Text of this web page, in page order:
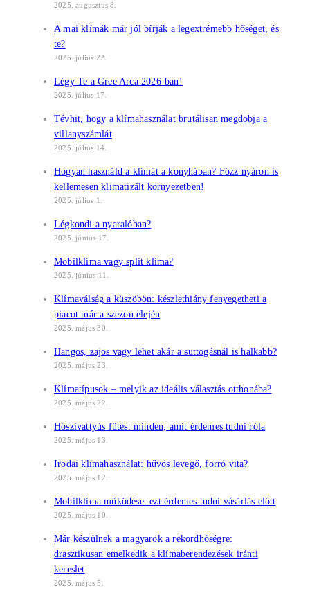
2025. augusztus 8.
A mai klímák már jól bírják a legextrémebb hőséget, és
te?
2025. július 22.
Légy Te a Gree Arca 2026-ban!
2025. július 17.
Tévhit, hogy a klímahasználat brutálisan megdobja a
villanyszámlát
2025. július 14.
Hogyan használd a klímát a konyhában? Főzz nyáron is
kellemesen klimatizált környezetben!
2025. július 1.
Légkondi a nyaralóban?
2025. június 17.
Mobilklíma vagy split klíma?
2025. június 11.
Klímaválság a küszöbön: készlethiány fenyegetheti a
piacot már a szezon elején
2025. május 30.
Hangos, zajos vagy lehet akár a suttogásnál is halkabb?
2025. május 23.
Klímatípusok – melyik az ideális választás otthonába?
2025. május 22.
Hőszivattyús fűtés: minden, amit érdemes tudni róla
2025. május 13.
Irodai klímahasználat: hűvös levegő, forró vita?
2025. május 12.
Mobilklíma működése: ezt érdemes tudni vásárlás előtt
2025. május 10.
Már készülnek a magyarok a rekordhőségre:
drasztikusan emelkedik a klímaberendezések iránti
kereslet
2025. május 5.